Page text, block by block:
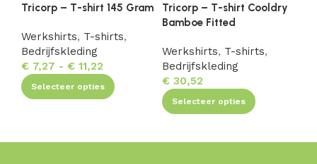
Tricorp – T-shirt 145 Gram
Werkshirts, T-shirts,
Bedrijfskleding
€ 7,27 - € 11,22
Selecteer opties
Tricorp – T-shirt Cooldry
Bamboe Fitted
Werkshirts, T-shirts,
Bedrijfskleding
€30,52
Selecteer opties